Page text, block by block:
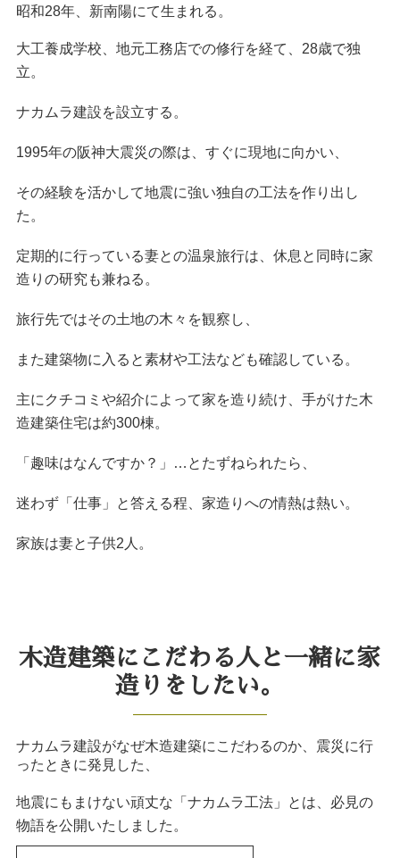
昭和28年、新南陽にて生まれる。
大工養成学校、地元工務店での修行を経て、28歳で独
立。
ナカムラ建設を設立する。
1995年の阪神大震災の際は、すぐに現地に向かい、
その経験を活かして地震に強い独自の工法を作り出し
た。
定期的に行っている妻との温泉旅行は、休息と同時に家
造りの研究も兼ねる。
旅行先ではその土地の木々を観察し、
また建築物に入ると素材や工法なども確認している。
主にクチコミや紹介によって家を造り続け、手がけた木
造建築住宅は約300棟。
「趣味はなんですか？」…とたずねられたら、
迷わず「仕事」と答える程、家造りへの情熱は熱い。
家族は妻と子供2人。
木造建築にこだわる人と一緒に家
造りをしたい。
ナカムラ建設がなぜ木造建築にこだわるのか、震災に行
ったときに発見した、
地震にもまけない頑丈な「ナカムラ工法」とは、必見の
物語を公開いたしました。